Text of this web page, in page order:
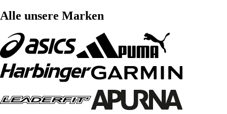
Alle unsere Marken